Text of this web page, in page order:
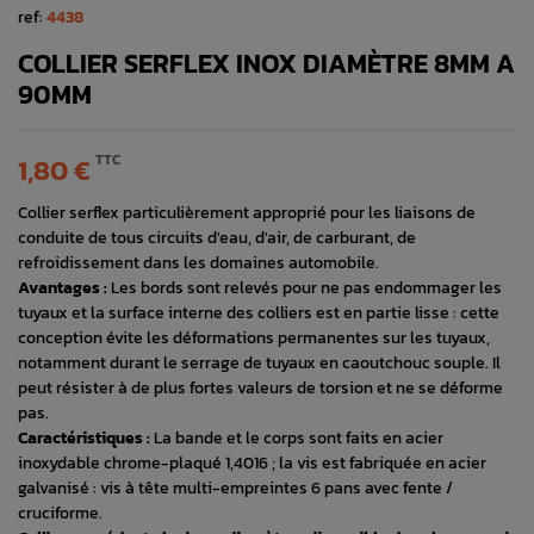
ref:4438
COLLIER SERFLEX INOX DIAMÈTRE 8MM A
90MM
1,80 € TTC
Collier serflex particulièrement approprié pour les liaisons de
conduite de tous circuits d'eau, d'air, de carburant, de
refroidissement dans les domaines automobile.
Avantages :Les bords sont relevés pour ne pas endommager les
tuyaux et la surface interne des colliers est en partie lisse : cette
conception évite les déformations permanentes sur les tuyaux,
notamment durant le serrage de tuyaux en caoutchouc souple. Il
peut résister à de plus fortes valeurs de torsion et ne se déforme
pas.
Caractéristiques :La bande et le corps sont faits en acier
inoxydable chrome-plaqué 1,4016 ; la vis est fabriquée en acier
galvanisé : vis à tête multi-empreintes 6 pans avec fente /
cruciforme.